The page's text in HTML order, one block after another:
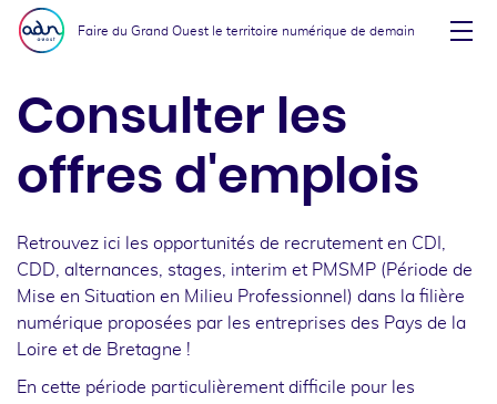
Aller au menu
Aller au contenu
Faire du Grand Ouest le territoire numérique de demain
Consulter les
offres d'emplois
Retrouvez ici les opportunités de recrutement en CDI,
CDD, alternances, stages, interim et PMSMP (Période de
Mise en Situation en Milieu Professionnel) dans la filière
numérique proposées par les entreprises des Pays de la
Loire et de Bretagne !
En cette période particulièrement difficile pour les